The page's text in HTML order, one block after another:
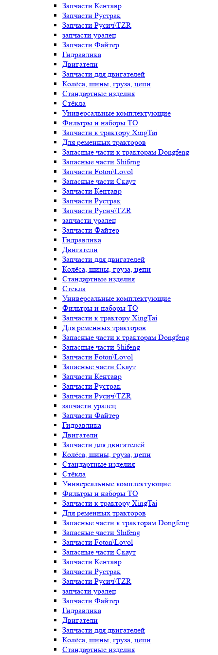
Запчасти Кентавр
Запчасти Рустрак
Запчасти Русич\TZR
запчасти уралец
Запчасти Файтер
Гидравлика
Двигатели
Запчасти для двигателей
Колёса, шины, груза, цепи
Стандартные изделия
Стёкла
Универсальные комплектующие
Фильтры и наборы ТО
Запчасти к трактору XingTai
Для ременных тракторов
Запасные части к тракторам Dongfeng
Запасные части Shifeng
Запчасти Foton\Lovol
Запасные части Скаут
Запчасти Кентавр
Запчасти Рустрак
Запчасти Русич\TZR
запчасти уралец
Запчасти Файтер
Гидравлика
Двигатели
Запчасти для двигателей
Колёса, шины, груза, цепи
Стандартные изделия
Стёкла
Универсальные комплектующие
Фильтры и наборы ТО
Запчасти к трактору XingTai
Для ременных тракторов
Запасные части к тракторам Dongfeng
Запасные части Shifeng
Запчасти Foton\Lovol
Запасные части Скаут
Запчасти Кентавр
Запчасти Рустрак
Запчасти Русич\TZR
запчасти уралец
Запчасти Файтер
Гидравлика
Двигатели
Запчасти для двигателей
Колёса, шины, груза, цепи
Стандартные изделия
Стёкла
Универсальные комплектующие
Фильтры и наборы ТО
Запчасти к трактору XingTai
Для ременных тракторов
Запасные части к тракторам Dongfeng
Запасные части Shifeng
Запчасти Foton\Lovol
Запасные части Скаут
Запчасти Кентавр
Запчасти Рустрак
Запчасти Русич\TZR
запчасти уралец
Запчасти Файтер
Гидравлика
Двигатели
Запчасти для двигателей
Колёса, шины, груза, цепи
Стандартные изделия